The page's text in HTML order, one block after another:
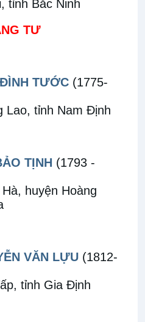
tỉnh Bắc Ninh
TƯ
TƯỚC (1775-
Lao, tỉnh Nam Định
TỊNH (1793 -
huyện Hoàng
VĂN LỰU (1812-
tỉnh Gia Định